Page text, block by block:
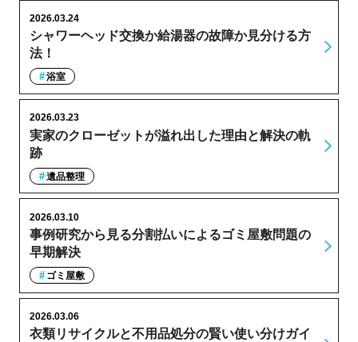
シャワーヘッド交換か給湯器の故障か見分ける方
法！
2026.03.24
浴室
実家のクローゼットが溢れ出した理由と解決の軌
跡
2026.03.23
遺品整理
事例研究から見る分割払いによるゴミ屋敷問題の
早期解決
2026.03.10
ゴミ屋敷
衣類リサイクルと不用品処分の賢い使い分けガイ
2026.03.06